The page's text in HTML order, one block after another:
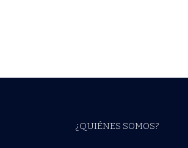
¿QUIÉNES SOMOS?